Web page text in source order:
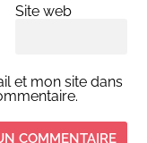
Site web
et mon site dans